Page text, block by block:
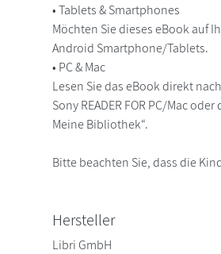
• Tablets & Smartphones
Möchten Sie dieses eBook auf
Android Smartphone/Tablets.
• PC & Mac
Lesen Sie das eBook direkt
Sony READER FOR PC/Mac
Meine Bibliothek“.
Bitte beachten Sie, dass die
Hersteller
Libri GmbH